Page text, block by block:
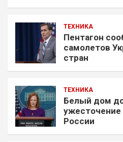
ТЕХНИКА
Пентагон
самолетов
стран
ТЕХНИКА
Белый дом
ужесточение
России